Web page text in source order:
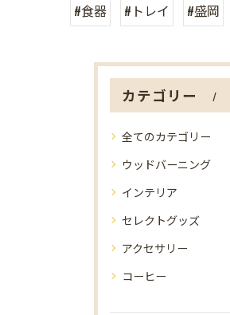
#食器 #トレイ #盛岡
カテゴリー
全てのカテゴリー
ウッドバーニング
インテリア
セレクトグッズ
アクセサリー
コーヒー